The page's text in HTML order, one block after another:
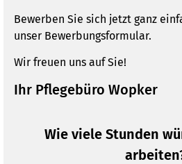
Bewerben Sie sich jetzt ganz
unser Bewerbungsformular.
Wir freuen uns auf Sie!
Ihr Pflegebüro Wopker
Wie viele Stunden